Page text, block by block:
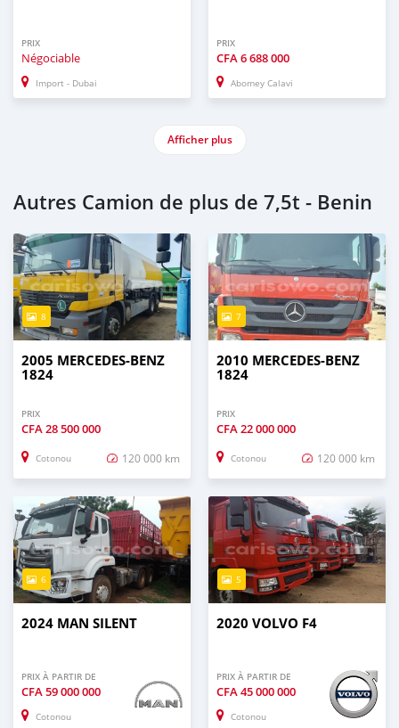
PRIX
Négociable
Import - Dubai
PRIX
CFA 6 688 000
Abomey Calavi
Afficher plus
Autres Camion de plus de 7,5t - Benin
8
2005 MERCEDES‒BENZ
1824
PRIX
CFA28 500 000
Cotonou 120 000 km
7
2010 MERCEDES‒BENZ
1824
PRIX
CFA22 000 000
Cotonou 120 000 km
6
2024 MAN SILENT
PRIX À PARTIR DE
CFA59 000 000
Cotonou
5
2020 VOLVO F4
PRIX À PARTIR DE
CFA45 000 000
Cotonou